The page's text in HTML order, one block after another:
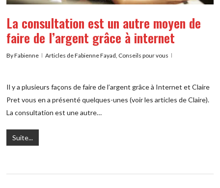
La consultation est un autre moyen de
faire de l’argent grâce à internet
ByFabienne Articles de Fabienne Fayad, Conseils pour vous
Il y a plusieurs façons de faire de l’argent grâce à Internet et Claire
Pret vous en a présenté quelques-unes (voir les articles de Claire).
La consultation est une autre…
Suite...